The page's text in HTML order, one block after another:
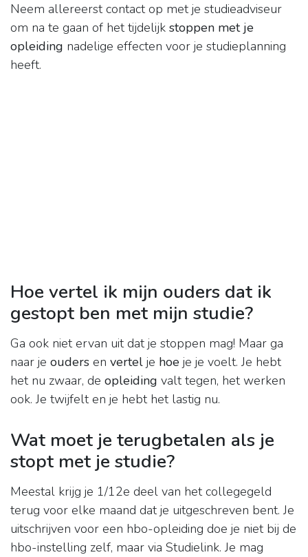
Neem allereerst contact op met je studieadviseur
om na te gaan of het tijdelijk stoppen met je
opleiding nadelige effecten voor je studieplanning
heeft.
Hoe vertel ik mijn ouders dat ik
gestopt ben met mijn studie?
Ga ook niet ervan uit dat je stoppen mag! Maar ga
naar je ouders en vertel je hoe je je voelt. Je hebt
het nu zwaar, de opleiding valt tegen, het werken
ook. Je twijfelt en je hebt het lastig nu.
Wat moet je terugbetalen als je
stopt met je studie?
Meestal krijg je 1/12e deel van het collegegeld
terug voor elke maand dat je uitgeschreven bent. Je
uitschrijven voor een hbo-opleiding doe je niet bij de
hbo-instelling zelf, maar via Studielink. Je mag